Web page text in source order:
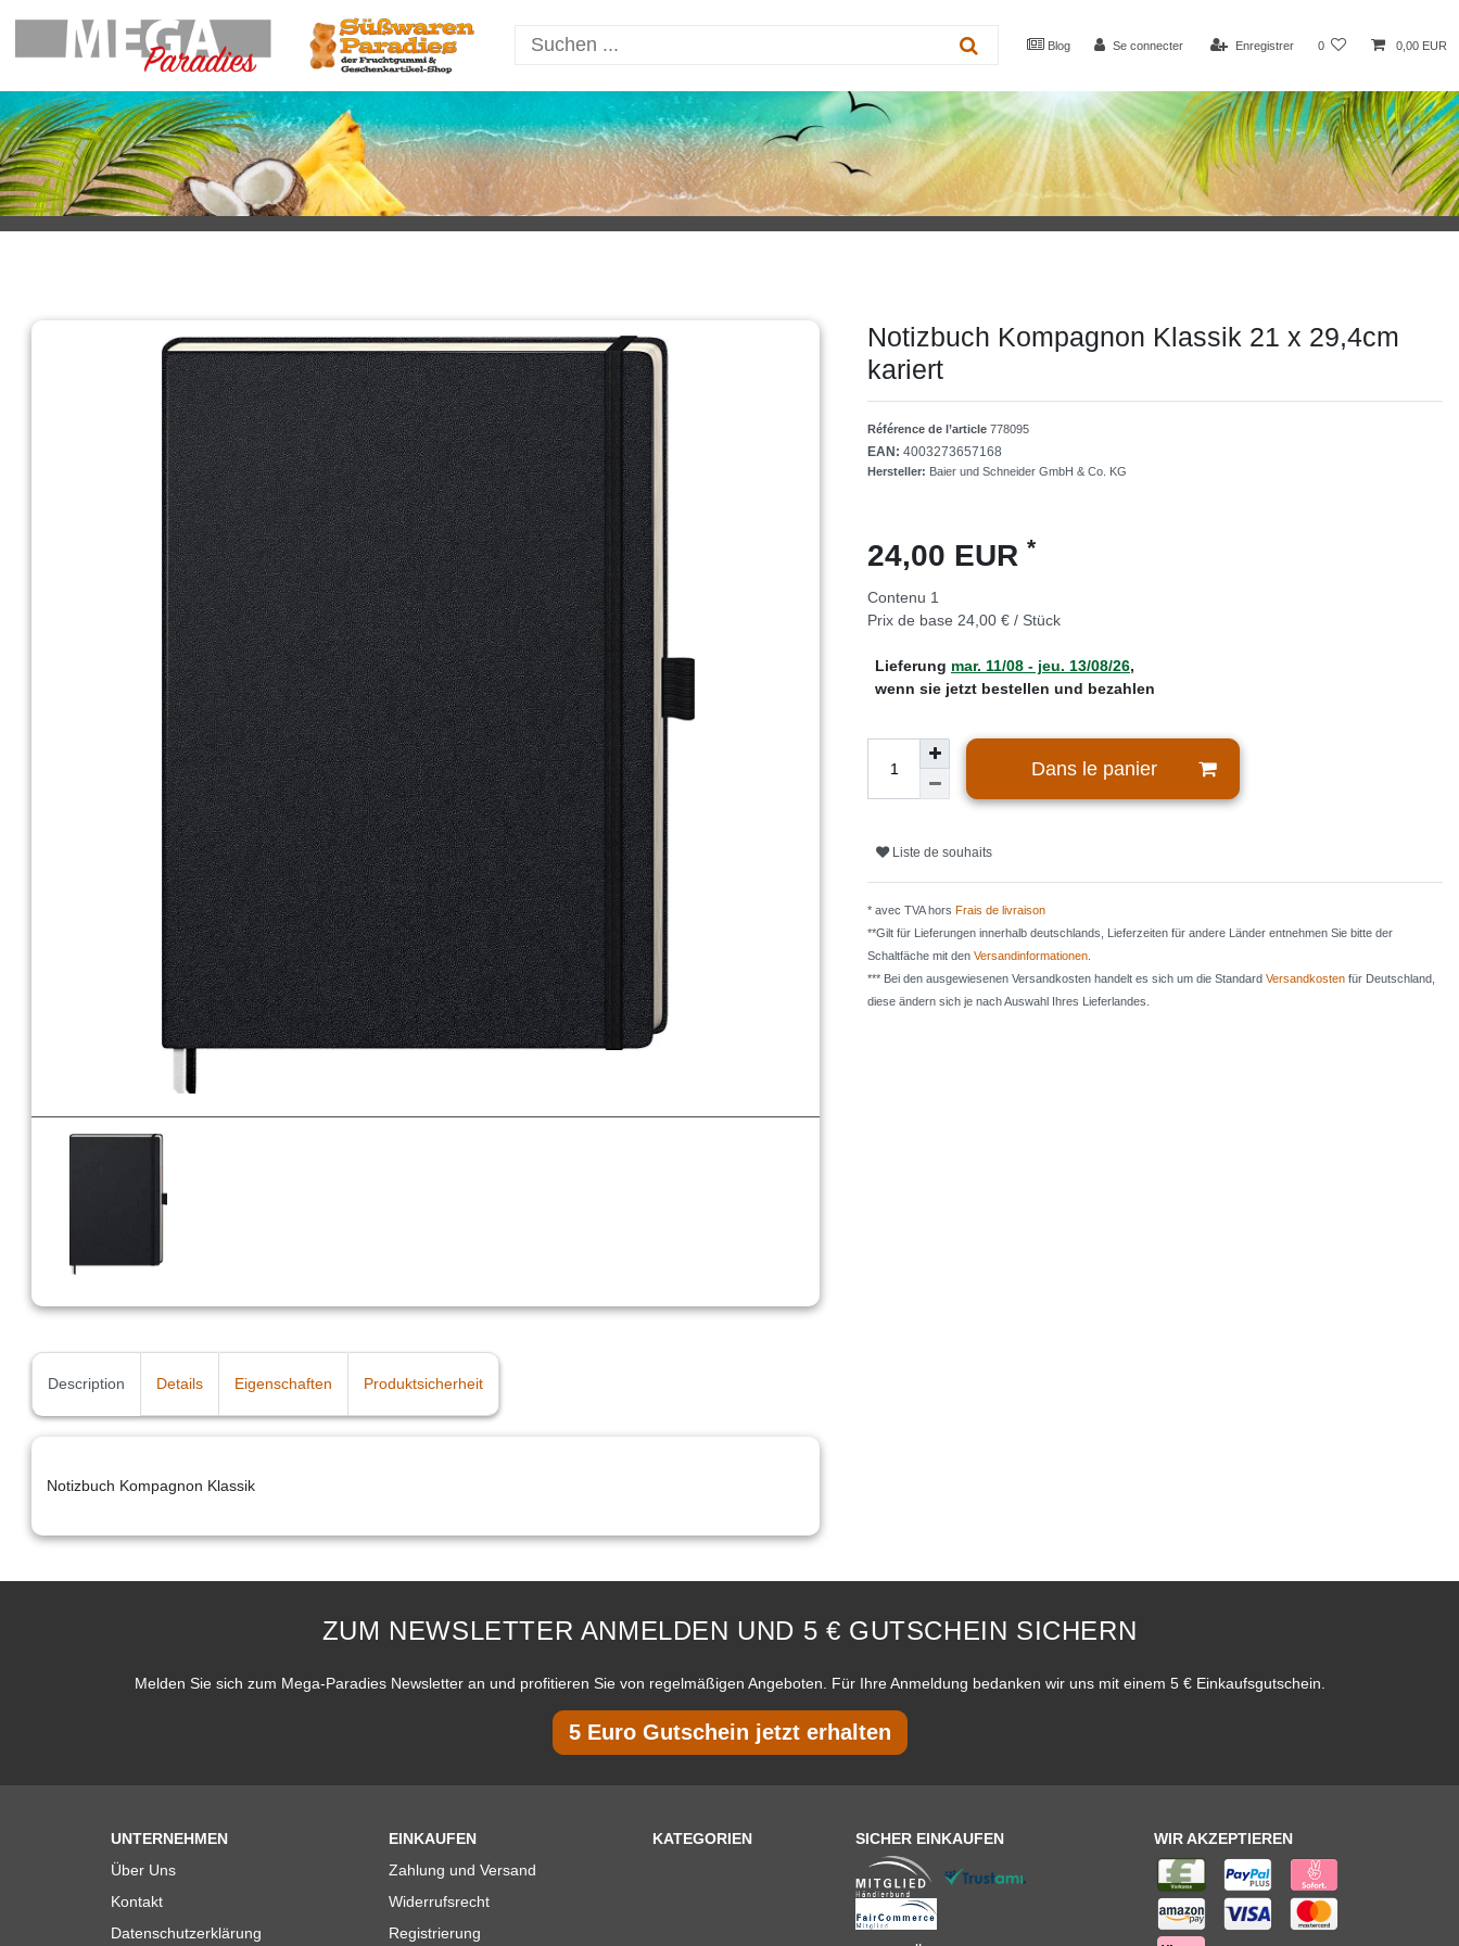
Blog Se connecter Enregistrer 0 0,00 EUR
Notizbuch Kompagnon Klassik 21 x 29,4cm
kariert
Référence de l’article 778095
EAN: 4003273657168
Hersteller: Baier und Schneider GmbH & Co. KG
24,00 EUR *
Contenu 1
Prix de base 24,00 € / Stück
Lieferung mar. 11/08 - jeu. 13/08/26,
wenn sie jetzt bestellen und bezahlen
Dans le panier
Liste de souhaits
* avec TVA hors Frais de livraison
**Gilt für Lieferungen innerhalb deutschlands, Lieferzeiten für andere Länder entnehmen Sie bitte der
Schaltfäche mit den Versandinformationen
*** Bei den ausgewiesenen Versandkosten handelt es sich um die Standard Versandkosten für Deutschland,
diese ändern sich je nach Auswahl Ihres Lieferlandes.
Description Details Eigenschaften Produktsicherheit
Notizbuch Kompagnon Klassik
ZUM NEWSLETTER ANMELDEN UND 5 € GUTSCHEIN SICHERN
Melden Sie sich zum Mega-Paradies Newsletter an und profitieren Sie von regelmäßigen Angeboten. Für Ihre Anmeldung bedanken wir uns mit einem 5 € Einkaufsgutschein.
5 Euro Gutschein jetzt erhalten
UNTERNEHMEN
Über Uns
Kontakt
Datenschutzerklärung
EINKAUFEN
Zahlung und Versand
Widerrufsrecht
Registrierung
KATEGORIEN SICHER EINKAUFEN WIR AKZEPTIEREN